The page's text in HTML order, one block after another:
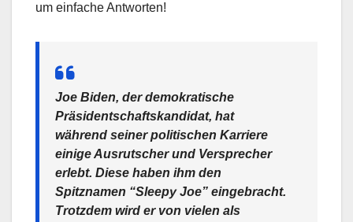
um einfache Antworten!
Joe Biden, der demokratische
Präsidentschaftskandidat, hat
während seiner politischen Karriere
einige Ausrutscher und Versprecher
erlebt. Diese haben ihm den
Spitznamen “Sleepy Joe” eingebracht.
Trotzdem wird er von vielen als